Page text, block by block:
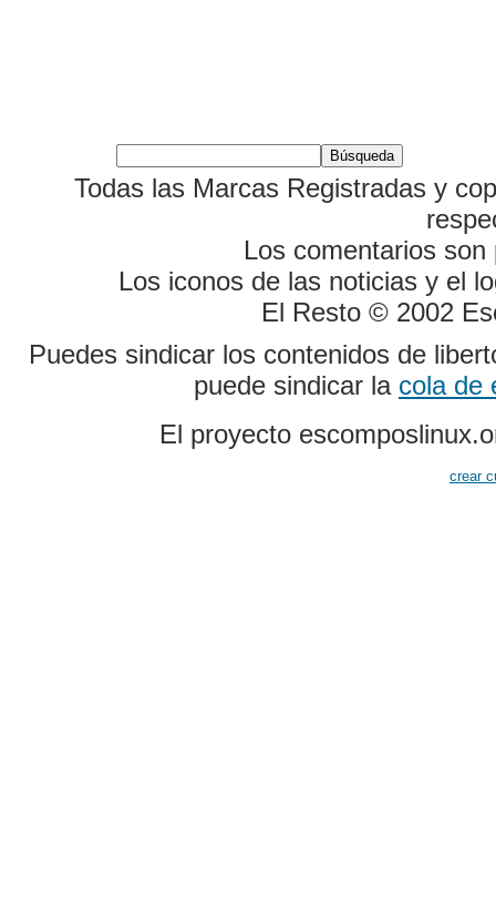
Todas las Marcas Registradas y
Los comentarios
Los iconos de las noticias y el
El Resto © 2002
Puedes sindicar los contenidos de
puede sindicar la cola de
El proyecto
crear